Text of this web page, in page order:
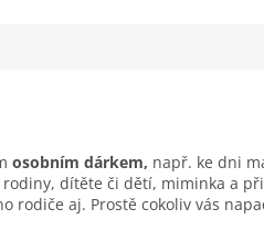
osobním dárkem, např. ke dni
dítěte či dětí, miminka a
aj. Prostě cokoliv vás